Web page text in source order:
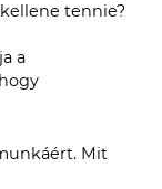
tennie?
a
Mit